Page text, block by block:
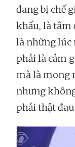
đang bị chế
khấu, là tâm
là những lúc
phải là cảm
mà là mong
nhưng
phải thật